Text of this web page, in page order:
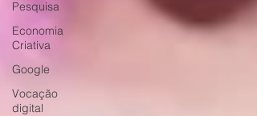
Pesquisa
Economia
Criativa
Google
Vocação
digital